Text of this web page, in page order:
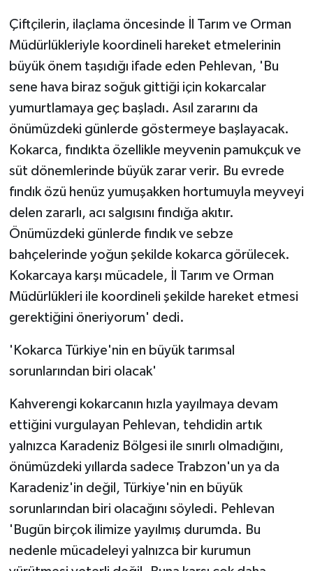
Çiftçilerin, ilaçlama öncesinde İl Tarım ve Orman
Müdürlükleriyle koordineli hareket etmelerinin
büyük önem taşıdığı ifade eden Pehlevan, 'Bu
sene hava biraz soğuk gittiği için kokarcalar
yumurtlamaya geç başladı. Asıl zararını da
önümüzdeki günlerde göstermeye başlayacak.
Kokarca, fındıkta özellikle meyvenin pamukçuk ve
süt dönemlerinde büyük zarar verir. Bu evrede
fındık özü henüz yumuşakken hortumuyla meyveyi
delen zararlı, acı salgısını fındığa akıtır.
Önümüzdeki günlerde fındık ve sebze
bahçelerinde yoğun şekilde kokarca görülecek.
Kokarcaya karşı mücadele, İl Tarım ve Orman
Müdürlükleri ile koordineli şekilde hareket etmesi
gerektiğini öneriyorum' dedi.
'Kokarca Türkiye'nin en büyük tarımsal
sorunlarından biri olacak'
Kahverengi kokarcanın hızla yayılmaya devam
ettiğini vurgulayan Pehlevan, tehdidin artık
yalnızca Karadeniz Bölgesi ile sınırlı olmadığını,
önümüzdeki yıllarda sadece Trabzon'un ya da
Karadeniz'in değil, Türkiye'nin en büyük
sorunlarından biri olacağını söyledi. Pehlevan
'Bugün birçok ilimize yayılmış durumda. Bu
nedenle mücadeleyi yalnızca bir kurumun